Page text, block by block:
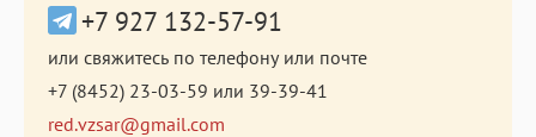
+7 927 132-57-91
или свяжитесь по телефону или почте
+7 (8452) 23-03-59 или 39-39-41
red.vzsar@gmail.com